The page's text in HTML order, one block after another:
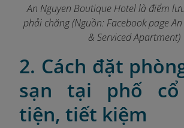
An Nguyen Boutique Hotel là điểm
phải chăng (Nguồn: Facebook page
& Serviced Apartment)
2. Cách đặt
sạn tại phố cổ
tiện, tiết kiệm